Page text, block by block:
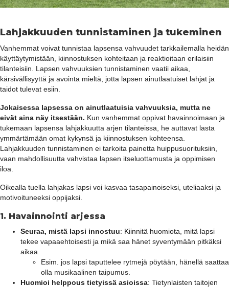
Lahjakkuuden tunnistaminen ja tukeminen
Vanhemmat voivat tunnistaa lapsensa vahvuudet tarkkailemalla heidän
käyttäytymistään, kiinnostuksen kohteitaan ja reaktioitaan erilaisiin
tilanteisiin. Lapsen vahvuuksien tunnistaminen vaatii aikaa,
kärsivällisyyttä ja avointa mieltä, jotta lapsen ainutlaatuiset lahjat ja
taidot tulevat esiin.
Jokaisessa lapsessa on ainutlaatuisia vahvuuksia, mutta ne
eivät aina näy itsestään. Kun vanhemmat oppivat havainnoimaan ja
tukemaan lapsensa lahjakkuutta arjen tilanteissa, he auttavat lasta
ymmärtämään omat kykynsä ja kiinnostuksen kohteensa.
Lahjakkuuden tunnistaminen ei tarkoita painetta huippusuorituksiin,
vaan mahdollisuutta vahvistaa lapsen itseluottamusta ja oppimisen
iloa.
Oikealla tuella lahjakas lapsi voi kasvaa tasapainoiseksi, uteliaaksi ja
motivoituneeksi oppijaksi.
1. Havainnointi arjessa
Seuraa, mistä lapsi innostuu: Kiinnitä huomiota, mitä lapsi
tekee vapaaehtoisesti ja mikä saa hänet syventymään pitkäksi
aikaa.
Esim. jos lapsi taputtelee rytmejä pöytään, hänellä saattaa
olla musikaalinen taipumus.
Huomioi helppous tietyissä asioissa: Tietynlaisten taitojen